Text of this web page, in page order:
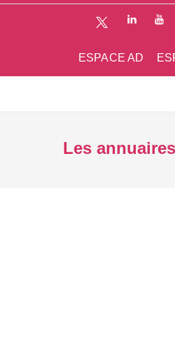
ESPACE AD
Les